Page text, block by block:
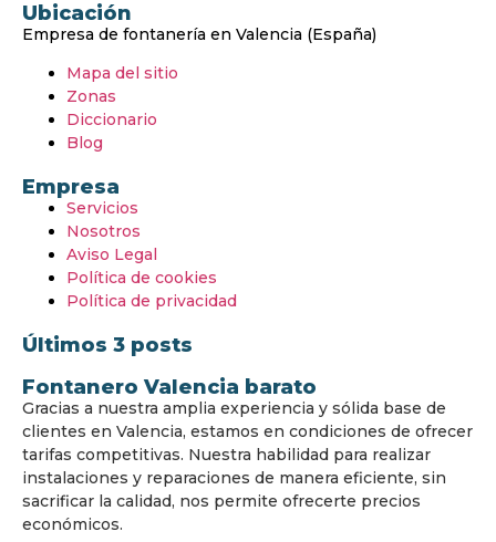
Ubicación
Empresa de fontanería en Valencia (España)
Mapa del sitio
Zonas
Diccionario
Blog
Empresa
Servicios
Nosotros
Aviso Legal
Política de cookies
Política de privacidad
Últimos 3 posts
Fontanero Valencia barato
Gracias a nuestra amplia experiencia y sólida base de
clientes en Valencia, estamos en condiciones de ofrecer
tarifas competitivas. Nuestra habilidad para realizar
instalaciones y reparaciones de manera eficiente, sin
sacrificar la calidad, nos permite ofrecerte precios
económicos.